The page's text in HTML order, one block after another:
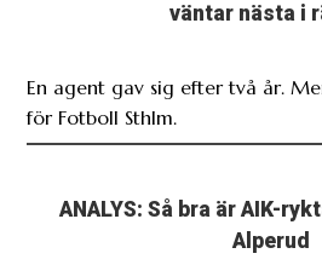
väntar nästa i
En agent gav sig efter två år.
för Fotboll Sthlm.
ANALYS: Så bra är AIK-
Alperud